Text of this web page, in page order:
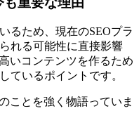
るため、現在のSEOプラ
れる可能性に直接影響
いコンテンツを作るため
ているポイントです。
ことを強く物語っていま